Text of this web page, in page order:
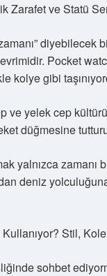
Zarafet ve Statü
Pocket
kolye gibi
ve yelek cep
düğmesine
yalnızca
deniz
Stil,
sohbet